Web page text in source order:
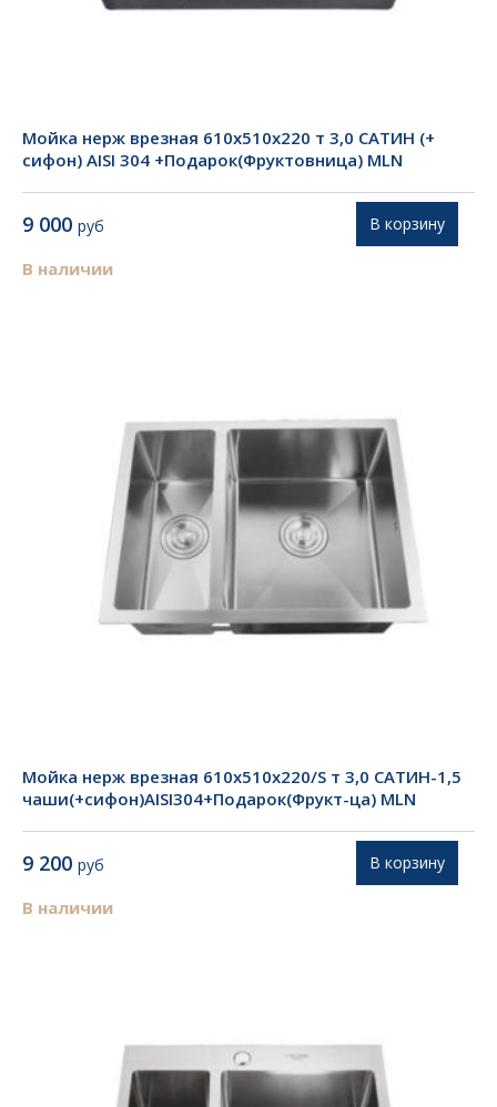
Мойка нерж врезная 610х510х220 т 3,0 САТИН (+
сифон) AISI 304 +Подарок(Фруктовница) MLN
9 000 руб
В наличии
В корзину
Мойка нерж врезная 610х510х220/S т 3,0 САТИН-1,5
чаши(+сифон)AISI304+Подарок(Фрукт-ца) MLN
9 200 руб
В наличии
В корзину